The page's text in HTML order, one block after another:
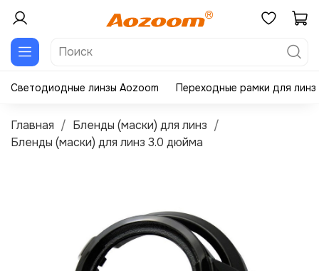
Светодиодные линзы Aozoom Переходные рамки для линз
Главная
Бленды (маски) для линз
Бленды (маски) для линз 3.0 дюйма